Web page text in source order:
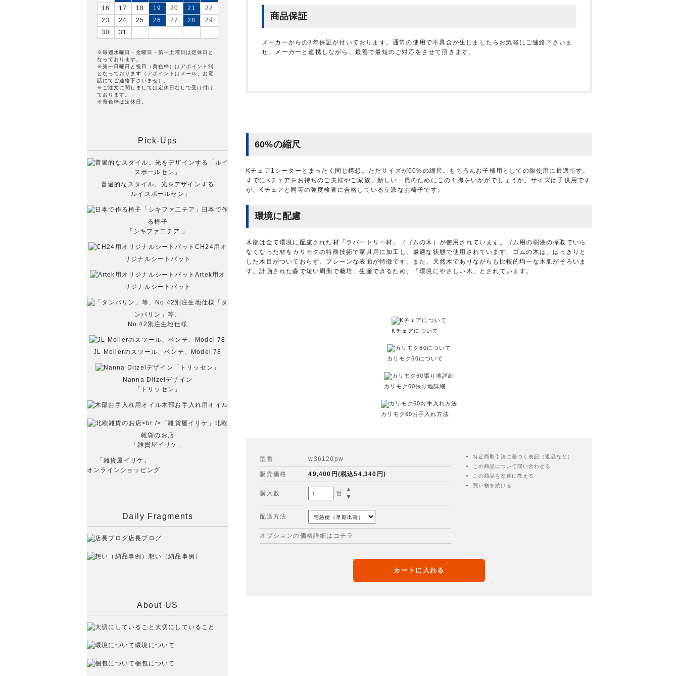
商品保証
メーカーからの3年保証が付いております。通常の使用で不具合が生じましたらお気軽にご連絡下さいま
せ。メーカーと連携しながら、最善で最短のご対応をさせて頂きます。
60%の縮尺
Kチェア1シーターとまったく同じ構想。ただサイズが60%の縮尺。もちろんお子様用としての御使用に最適です。
すでにKチェアをお持ちのご夫婦やご家族、新しい一員のためにこの１脚をいかがでしょうか。サイズは子供用です
が、Kチェアと同等の強度検査に合格している立派なお椅子です。
環境に配慮
木部は全て環境に配慮された材「ラバートリー材」（ゴムの木）が使用されています。ゴム用の樹液の採取でいら
なくなった材をカリモクの特殊技術で家具用に加工し、最適な状態で使用されています。ゴムの木は、はっきりと
した木目がついておらず、プレーンな表面が特徴です。また、天然木でありながらも比較的均一な木肌がそろいま
す。計画された森で短い周期で栽培、生産できるため、「環境にやさしい木」とされています。
Kチェアについて
カリモク60について
カリモク60張り地詳細
カリモク60お手入れ方法
型番 w36120pw
販売価格 49,400円(税込54,340円)
購入数 台
▲
▼
配送方法
オプションの価格詳細はコチラ
特定商取引法に基づく表記（返品など）
この商品について問い合わせる
この商品を友達に教える
買い物を続ける
16
17 18 19 20 21
22
23
24 25 26 27 28
29
30
31
※毎週水曜日・金曜日・第一土曜日は定休日と
なっております。
※第一日曜日と祝日（黄色枠）はアポイント制
となっております（アポイントはメール、お電
話にてご連絡下さいませ）。
※ご注文に関しましては定休日なしで受け付け
ております。
※青色枠は定休日。
Pick-Ups
普遍的なスタイル。光をデザインする
「ルイスポールセン」
日本で作
る椅子
「シキファ二チア 」
CH24用オ
リジナルシートパット
Artek用オ
リジナルシートパット
「タ
ンバリン」等、
No.42別注生地仕様
JL Mollerのスツール、ベンチ、Model 78
Nanna Ditzelデザイン
「トリッセン」
木部お手入れ用オイル
北欧
雑貨のお店
「雑貨屋イリケ」
「雑貨屋イリケ」
オンラインショッピング
Daily Fragments
店長ブログ
想い（納品事例）
About US
大切にしていること
環境について
梱包について